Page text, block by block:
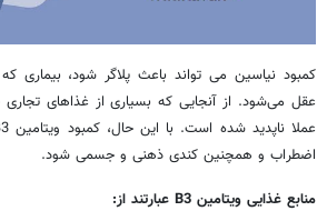
کمبود نیاسین می تواند باعث پلاگر شود، بیماری
عقل می‌شود. از آنجایی که بسیاری از غذاهای تجاری
اضطراب و همچنین کندی ذهنی و جسمی شود.
منابع غذایی ویتامین B3 عبارتند از: